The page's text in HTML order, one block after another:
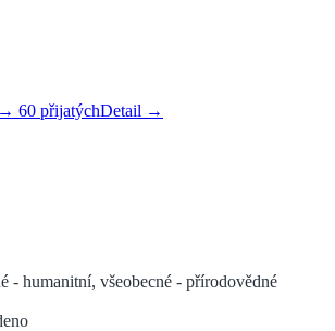
60 přijatýchDetail →
- humanitní, všeobecné - přírodovědné